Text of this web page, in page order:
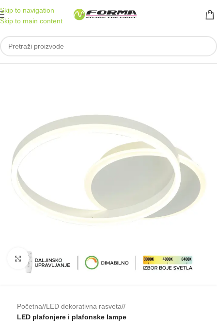
Skip to navigation
Skip to main content
Klikni da uveličaš
Početna/ LED dekorativna rasveta/
LED plafonjere i plafonske lampe